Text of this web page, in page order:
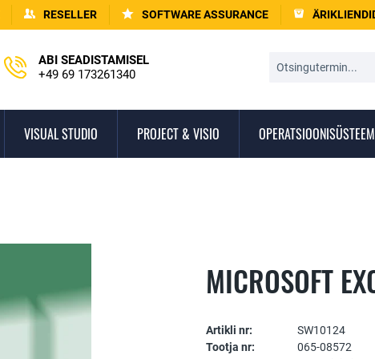
RESELLER SOFTWARE ASSURANCE
ABI SEADISTAMISEL
+49 69 173261340
VISUAL STUDIO PROJECT & VISIO
MICROSOFT
Artikli nr:
SW10124
Tootja nr:
065-08572